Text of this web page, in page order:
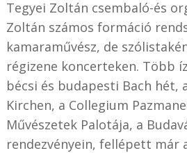
Tegyei Zoltán csembaló-és
Zoltán számos formáció
kamaraművész, de
régizene koncerteken. Több
bécsi és budapesti Bach hét,
Kirchen, a Collegium
Művészetek Palotája, a
rendezvényein, fellépett már